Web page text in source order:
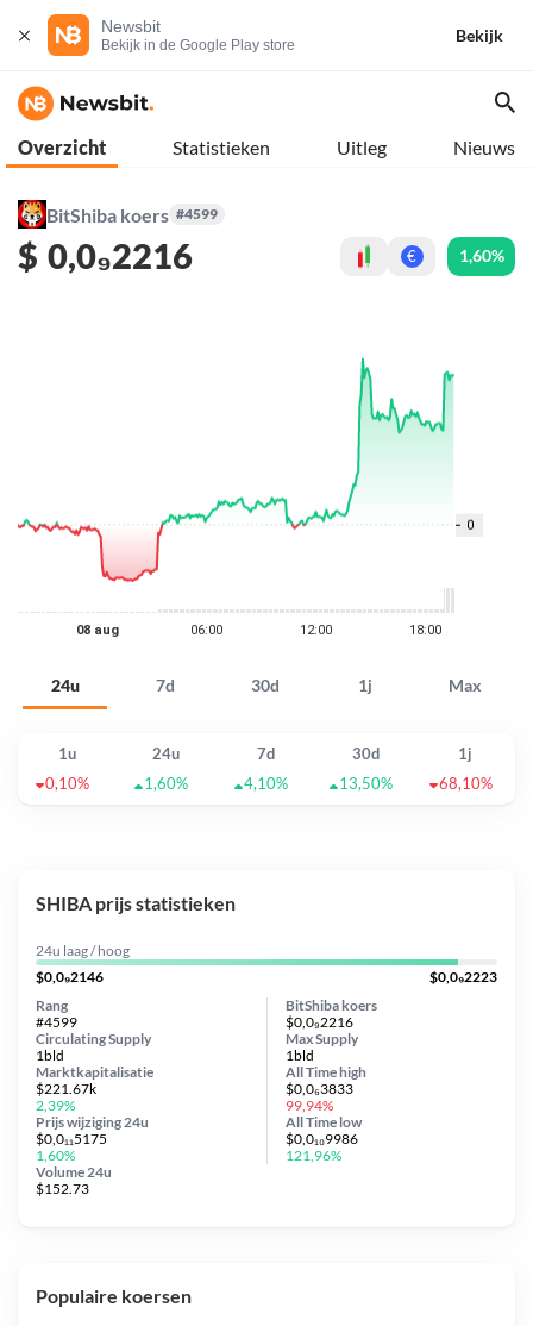
Newsbit
Bekijk in de Google Play store
Bekijk
Overzicht Statistieken Uitleg Nieuws
BitShiba koers #4599
$ 0,0₉2216 € 1,60%
24u 7d 30d 1j Max
1u 24u 7d 30d
1j
0,10%
1,60% 4,10% 13,50% 68,10%
SHIBA prijs statistieken
24u laag / hoog
$0,0₉2146
$0,0₉2223
BitShiba koers
$0,0₉2216
Circulating Supply
1bld
Prijs wijziging 24u
$0,0₁₁5175
1,60%
Max Supply
1bld
Marktkapitalisatie
$221.67k
2,39%
Volume 24u
$152.73
Rang
#4599
All Timehigh
$0,0₆3833
99,94%
All Time low
$0,0₁₀9986
121,96%
Populaire koersen